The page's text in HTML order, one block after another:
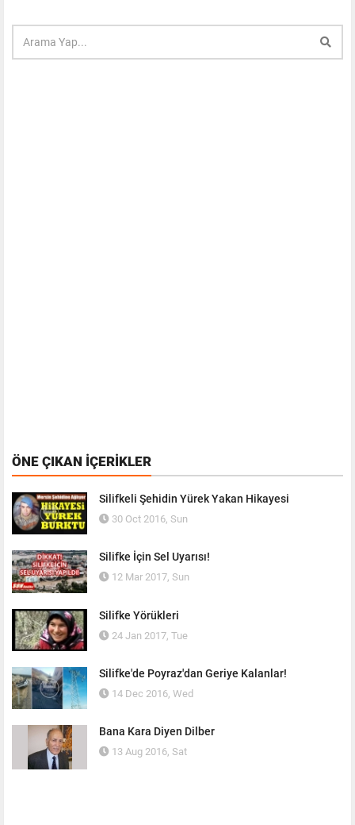
ÖNE ÇIKAN İÇERIKLER
Silifkeli Şehidin Yürek Yakan Hikayesi
30 Oct 2016, Sun
Silifke İçin Sel Uyarısı!
12 Mar 2017, Sun
Silifke Yörükleri
24 Jan 2017, Tue
Silifke'de Poyraz'dan Geriye Kalanlar!
14 Dec 2016, Wed
Bana Kara Diyen Dilber
13 Aug 2016, Sat